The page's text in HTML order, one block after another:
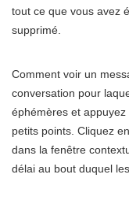
tout ce que vous avez
supprimé.
Comment voir un
conversation pour
éphémères et
petits points. Cliquez
dans la fenêtre
délai au bout duquel